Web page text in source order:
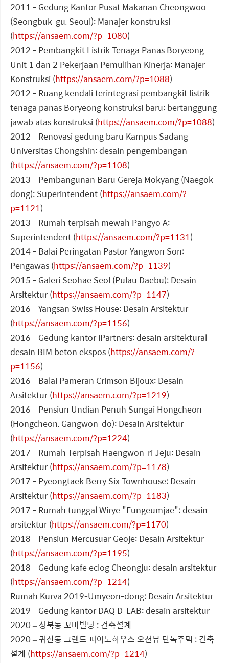
2011 - Gedung Kantor Pusat Makanan Cheongwoo
(Seongbuk-gu, Seoul): Manajer konstruksi
(https://ansaem.com/?p=1080)
2012 - Pembangkit Listrik Tenaga Panas Boryeong
Unit 1 dan 2 Pekerjaan Pemulihan Kinerja: Manajer
Konstruksi (https://ansaem.com/?p=1088)
2012 - Ruang kendali terintegrasi pembangkit listrik
tenaga panas Boryeong konstruksi baru: bertanggung
jawab atas konstruksi (https://ansaem.com/?p=1088)
2012 - Renovasi gedung baru Kampus Sadang
Universitas Chongshin: desain pengembangan
(https://ansaem.com/?p=1108)
2013 - Pembangunan Baru Gereja Mokyang (Naegok-
dong): Superintendent (https://ansaem.com/?
p=1121)
2013 - Rumah terpisah mewah Pangyo A:
Superintendent (https://ansaem.com/?p=1131)
2014 - Balai Peringatan Pastor Yangwon Son:
Pengawas (https://ansaem.com/?p=1139)
2015 - Galeri Seohae Seol (Pulau Daebu): Desain
Arsitektur (https://ansaem.com/?p=1147)
2016 - Yangsan Swiss House: Desain Arsitektur
(https://ansaem.com/?p=1156)
2016 - Gedung kantor iPartners: desain arsitektural -
desain BIM beton ekspos (https://ansaem.com/?
p=1156)
2016 - Balai Pameran Crimson Bijoux: Desain
Arsitektur (https://ansaem.com/?p=1219)
2016 - Pensiun Undian Penuh Sungai Hongcheon
(Hongcheon, Gangwon-do): Desain Arsitektur
(https://ansaem.com/?p=1224)
2017 - Rumah Terpisah Haengwon-ri Jeju: Desain
Arsitektur (https://ansaem.com/?p=1178)
2017 - Pyeongtaek Berry Six Townhouse: Desain
Arsitektur (https://ansaem.com/?p=1183)
2017 - Rumah tunggal Wirye "Eungeumjae": desain
arsitektur (https://ansaem.com/?p=1170)
2018 - Pensiun Mercusuar Geoje: Desain Arsitektur
(https://ansaem.com/?p=1195)
2018 - Gedung kafe eclog Cheongju: desain arsitektur
(https://ansaem.com/?p=1214)
Rumah Kurva 2019-Umyeon-dong: Desain Arsitektur
2019 - Gedung kantor DAQ D-LAB: desain arsitektur
2020 – 성북동 꼬마빌딩 : 건축설계
2020 – 귀산동 그랜드 피아노하우스 오션뷰 단독주택 : 건축
설계 (https://ansaem.com/?p=1214)